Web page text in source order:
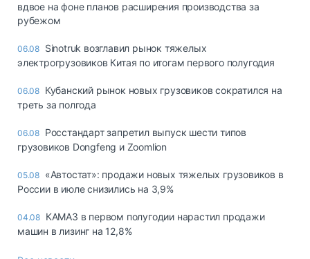
вдвое на фоне планов расширения производства за
рубежом
06.08 Sinotruk возглавил рынок тяжелых
электрогрузовиков Китая по итогам первого полугодия
06.08 Кубанский рынок новых грузовиков сократился на
треть за полгода
06.08 Росстандарт запретил выпуск шести типов
грузовиков Dongfeng и Zoomlion
05.08 «Автостат»: продажи новых тяжелых грузовиков в
России в июле снизились на 3,9%
04.08 КАМАЗ в первом полугодии нарастил продажи
машин в лизинг на 12,8%